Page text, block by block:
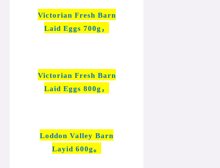
Victorian Fresh Barn
Laid Eggs 700g，
Victorian Fresh Barn
Laid Eggs 800g，
Loddon Valley Barn
Layid 600g。